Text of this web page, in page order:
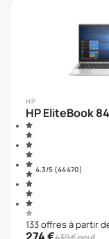
HP
HP EliteBook
4.3/5 (44 470)
133offresà partir